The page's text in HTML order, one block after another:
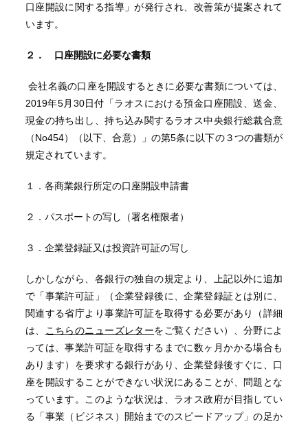
口座開設に関する指導」が発行され、改善策が提案されて
います。
２． 口座開設に必要な書類
会社名義の口座を開設するときに必要な書類については、
2019年5月30日付「ラオスにおける預金口座開設、送金、
現金の持ち出し、持ち込み関するラオス中央銀行総裁合意
（No454）（以下、合意）」の第5条に以下の３つの書類が
規定されています。
１．各商業銀行所定の口座開設申請書
２．パスポートの写し（署名権限者）
３．企業登録証又は投資許可証の写し
しかしながら、各銀行の独自の規定より、上記以外に追加
で「事業許可証」（企業登録後に、企業登録証とは別に、
関連する省庁より事業許可証を取得する必要があり（詳細
は、
こちらのニューズレターをご覧ください）、分野によ
っては、事業許可証を取得するまでに数ヶ月かかる場合も
あります）を要求する銀行があり、企業登録後すぐに、口
座を開設することができない状況にあることが、問題とな
っています。このような状況は、ラオス政府が目指してい
る「事業（ビジネス）開始までのスピードアップ」の足か